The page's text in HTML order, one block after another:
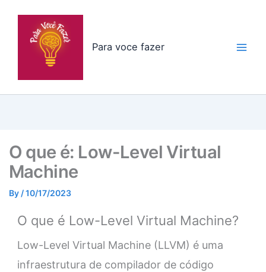
Para voce fazer
O que é: Low-Level Virtual
Machine
By /10/17/2023
O que é Low-Level Virtual Machine?
Low-Level Virtual Machine (LLVM) é uma
infraestrutura de compilador de código